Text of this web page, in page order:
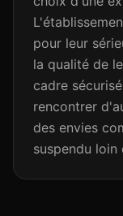
pour leur
la qualité de
cadre
rencontrer
des envies
suspendu loin